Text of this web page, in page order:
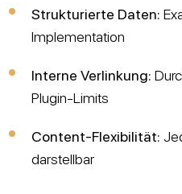
Strukturierte Daten:
Implementation
Interne Verlinkung:
Plugin-Limits
Content-Flexibilität:
darstellbar